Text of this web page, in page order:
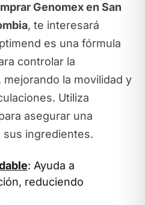
Genomex en San
, te interesará
es una fórmula
controlar la
la movilidad y
Utiliza
asegurar una
ingredientes.
: Ayuda a
reduciendo